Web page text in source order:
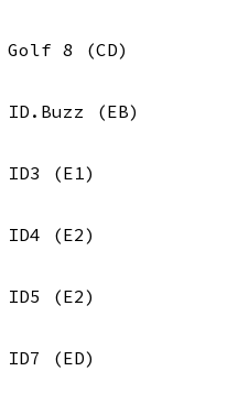
Golf 8 (CD)
ID.Buzz (EB)
ID3 (E1)
ID4 (E2)
ID5 (E2)
ID7 (ED)